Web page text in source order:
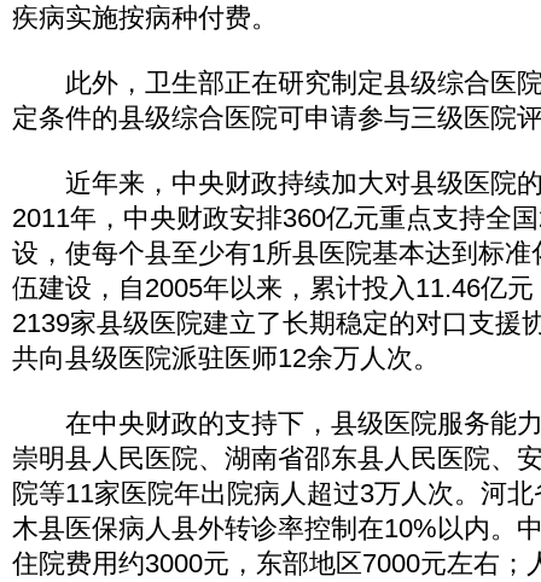
疾病实施按病种付费。
此外，卫生部正在研究制定县级综合医
定条件的县级综合医院可申请参与三级医院
近年来，中央财政持续加大对县级医院
2011年，中央财政安排360亿元重点支持全
设，使每个县至少有1所县医院基本达到标
伍建设，自2005年以来，累计投入11.46亿
2139家县级医院建立了长期稳定的对口支援
共向县级医院派驻医师12余万人次。
在中央财政的支持下，县级医院服务能
崇明县人民医院、湖南省邵东县人民医院、
院等11家医院年出院病人超过3万人次。河
木县医保病人县外转诊率控制在10%以内。
住院费用约3000元，东部地区7000元左右；